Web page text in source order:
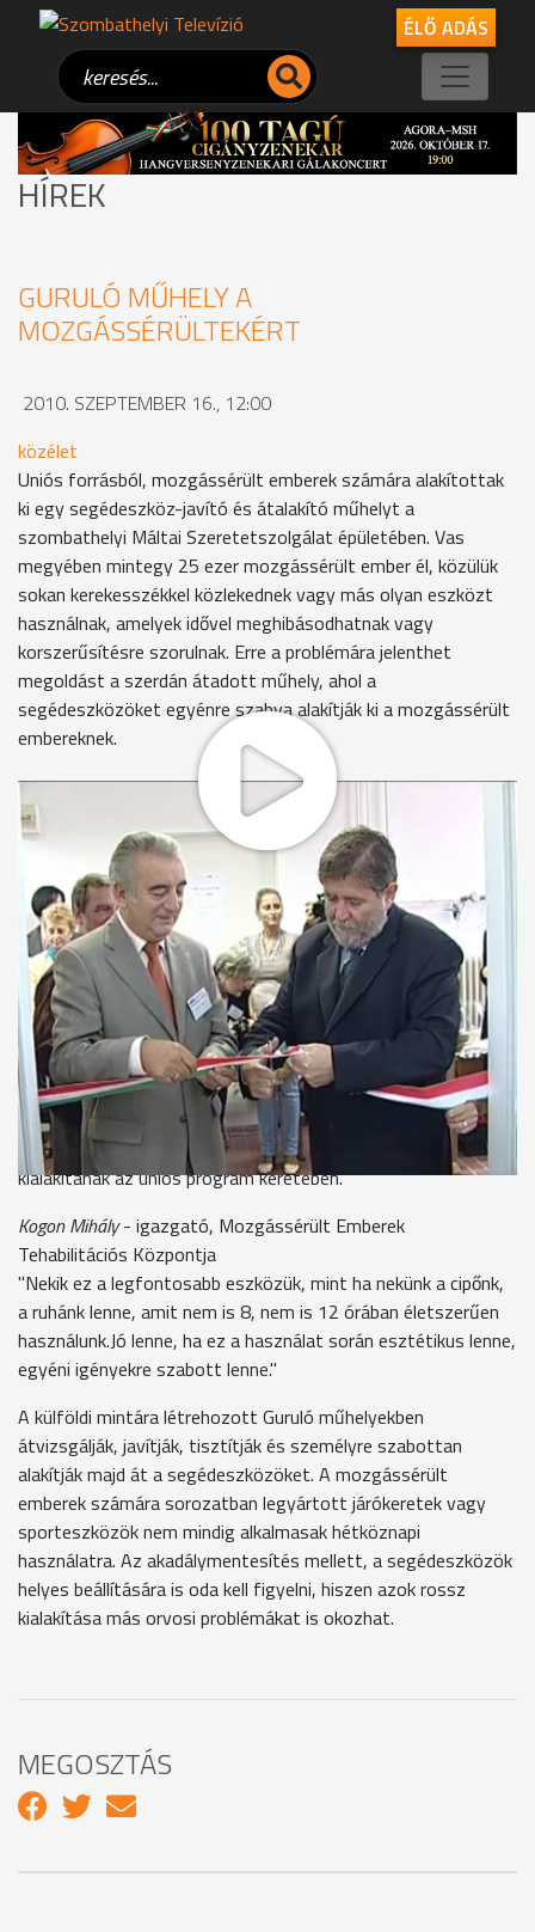
ÉLŐ ADÁS
HÍREK
GURULÓ MŰHELY A
MOZGÁSSÉRÜLTEKÉRT
2010. SZEPTEMBER 16., 12:00
közélet
Uniós forrásból, mozgássérült emberek számára alakítottak
ki egy segédeszköz-javító és átalakító műhelyt a
szombathelyi Máltai Szeretetszolgálat épületében. Vas
megyében mintegy 25 ezer mozgássérült ember él, közülük
sokan kerekesszékkel közlekednek vagy más olyan eszközt
használnak, amelyek idővel meghibásodhatnak vagy
korszerűsítésre szorulnak. Erre a problémára jelenthet
megoldást a szerdán átadott műhely, ahol a
segédeszközöket egyénre szabva alakítják ki a mozgássérült
embereknek.
Bojtos Istvánnak is átalakították kerékpárját a szerelők. A
mozgássérült férfi május óta kétkeréken járja az országot,
hogy elfogadtassa a társadalommal a mozgássérültek
fogyatékosságát.
Bojtos István
"Magyarország összes települését szeretném bejárni, hogy
ezzel felhívjam a mozgássérültek figyelmét is, hogy jöjjenek,
mozduljanak ki, mert minél többet látnak, annál jobban fognak
elfogadni minket."
A szombathelyi segédeszköz-fejlesztő műhely a második az
országban, ahol mozgáskorlátozott embereknek nyújtanak
különböző szolgáltatásokat, de további öt régiós műhelyt is
kialakítanak az uniós program keretében.
Kogon Mihály- igazgató, Mozgássérült Emberek
Tehabilitációs Központja
"Nekik ez a legfontosabb eszközük, mint ha nekünk a cipőnk,
a ruhánk lenne, amit nem is 8, nem is 12 órában életszerűen
használunk.Jó lenne, ha ez a használat során esztétikus lenne,
egyéni igényekre szabott lenne."
A külföldi mintára létrehozott Guruló műhelyekben
átvizsgálják, javítják, tisztítják és személyre szabottan
alakítják majd át a segédeszközöket. A mozgássérült
emberek számára sorozatban legyártott járókeretek vagy
sporteszközök nem mindig alkalmasak hétköznapi
használatra. Az akadálymentesítés mellett, a segédeszközök
helyes beállítására is oda kell figyelni, hiszen azok rossz
kialakítása más orvosi problémákat is okozhat.
MEGOSZTÁS